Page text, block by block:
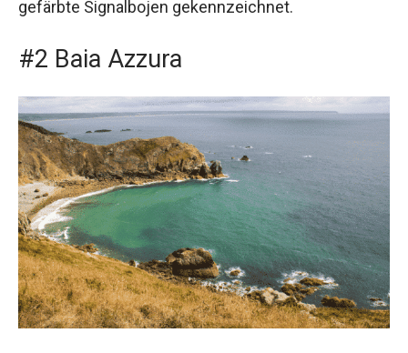
gefärbte Signalbojen gekennzeichnet.
#2 Baia Azzura